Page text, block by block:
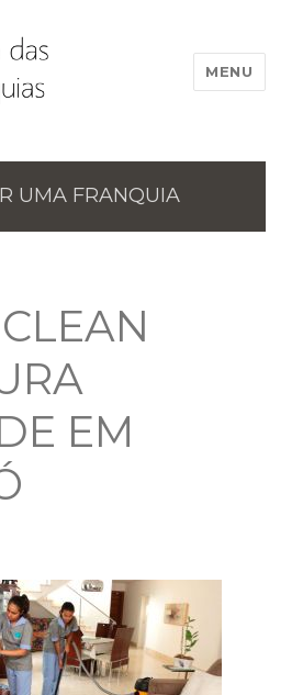
MENU
UMA FRANQUIA
EM